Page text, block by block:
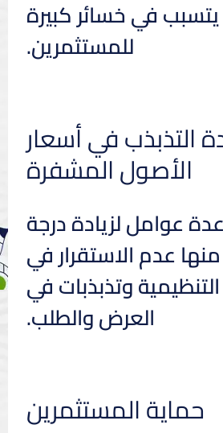
في خسائر كبيرة
للمستثمرين.
التذبذب في أسعار
الأصول المشفرة
عوامل لزيادة درجة
منها عدم الاستقرار في
وتذبذبات في
العرض والطلب.
حماية المستثمرين